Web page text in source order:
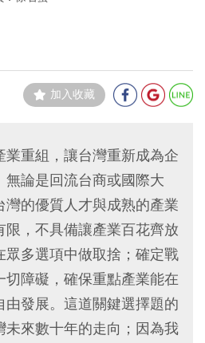
加入收藏
業重組，讓台灣重新成為企
論是回流台商或國際大
灣的優質人才與成熟的產業
，不具備讓產業百花齊放
眾多選項中做取捨；確定戰
障礙，確保重點產業能在
發展。這道關鍵選擇題的
未來數十年的走向；因為我